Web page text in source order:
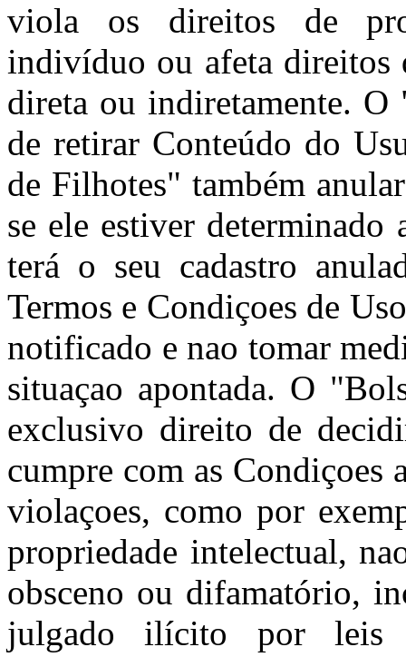
viola os direitos de
indivíduo ou afeta direitos
direta ou indiretamente.
de retirar Conteúdo do
de Filhotes" também
se ele estiver
terá o seu cadastro
Termos e Condiçoes de
notificado e nao tomar
situaçao apontada. O
exclusivo direito de
cumpre com as Condiçoes
violaçoes, como por
propriedade intelectual,
obsceno ou difamatório,
julgado ilícito por leis